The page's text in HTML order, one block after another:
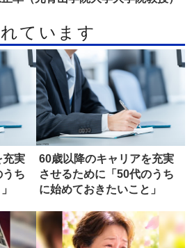
ています
充実
うち
60歳以降のキャリアを充実
させるために「50代のうち
に始めておきたいこと」